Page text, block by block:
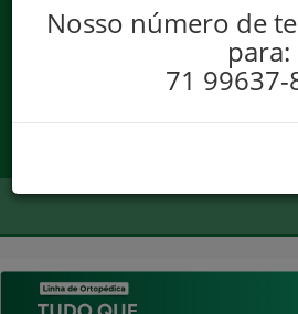
Nosso número de
para:
71 99637-